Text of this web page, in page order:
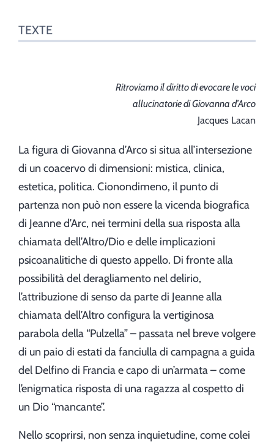
TEXTE
Ritroviamo il diritto di evocare le voci
allucinatorie di Giovanna d’Arco
Jacques Lacan
La figura di Giovanna d’Arco si situa all’intersezione
di un coacervo di dimensioni: mistica, clinica,
estetica, politica. Cionondimeno, il punto di
partenza non può non essere la vicenda biografica
di Jeanne d’Arc, nei termini della sua risposta alla
chiamata dell’Altro/Dio e delle implicazioni
psicoanalitiche di questo appello. Di fronte alla
possibilità del deragliamento nel delirio,
l’attribuzione di senso da parte di Jeanne alla
chiamata dell’Altro configura la vertiginosa
parabola della “Pulzella” – passata nel breve volgere
di un paio di estati da fanciulla di campagna a guida
del Delfino di Francia e capo di un’armata – come
l’enigmatica risposta di una ragazza al cospetto di
un Dio “mancante”.
Nello scoprirsi, non senza inquietudine, come colei